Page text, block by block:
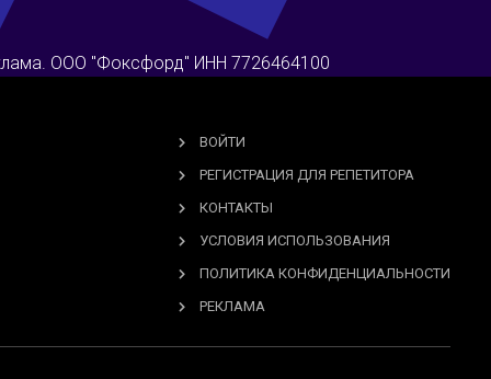
ООО "Фоксфорд" ИНН 7726464100
ВОЙТИ
РЕГИСТРАЦИЯ ДЛЯ РЕПЕТИТОРА
КОНТАКТЫ
УСЛОВИЯ ИСПОЛЬЗОВАНИЯ
ПОЛИТИКА КОНФИДЕНЦИАЛЬНОСТИ
РЕКЛАМА